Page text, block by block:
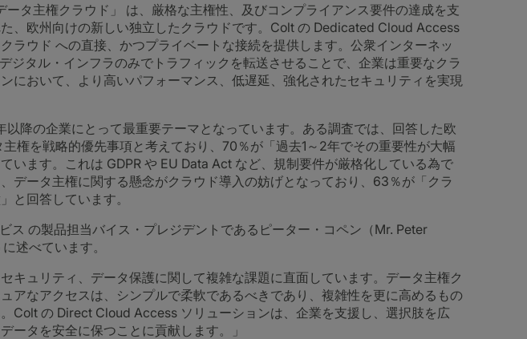
ータ主権クラウド」 は、厳格な主権性、及びコンプライアンス要件の達成を支
、欧州向けの新しい独立したクラウドです。Colt の Dedicated Cloud Access
ラウド への直接、かつプライベートな接続を提供します。公衆インターネッ
ジタル・インフラのみでトラフィックを転送させることで、企業は重要なクラ
において、より高いパフォーマンス、低遅延、強化されたセキュリティを実現
降の企業にとって最重要テーマとなっています。ある調査では、回答した欧
権を戦略的優先事項と考えており、70％が「過去1～2年でその重要性が大幅
います。これは GDPR や EU Data Act など、規制要件が厳格化している為で
データ主権に関する懸念がクラウド導入の妨げとなっており、63％が「クラ
と回答しています。
ス の製品担当バイス・プレジデントであるピーター・コペン（Mr. Peter
述べています。
セキュリティ、データ保護に関して複雑な課題に直面しています。データ主権ク
アなアクセスは、シンプルで柔軟であるべきであり、複雑性を更に高めるもの
Colt の Direct Cloud Access ソリューションは、企業を支援し、選択肢を広
ータを安全に保つことに貢献します。」